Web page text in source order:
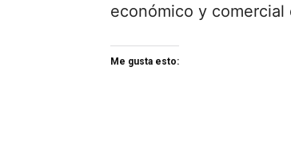
económico y comercial
Me gusta esto: